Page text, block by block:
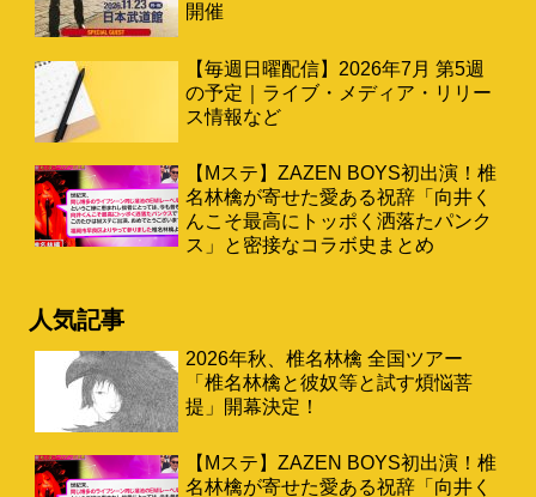
開催
【毎週日曜配信】2026年7月 第5週
の予定｜ライブ・メディア・リリー
ス情報など
【Mステ】ZAZEN BOYS初出演！椎
名林檎が寄せた愛ある祝辞「向井く
んこそ最高にトッポく洒落たパンク
ス」と密接なコラボ史まとめ
人気記事
2026年秋、椎名林檎 全国ツアー
「椎名林檎と彼奴等と試す煩悩菩
提」開幕決定！
【Mステ】ZAZEN BOYS初出演！椎
名林檎が寄せた愛ある祝辞「向井く